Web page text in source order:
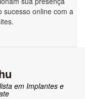
sucesso online com a
em Implantes e